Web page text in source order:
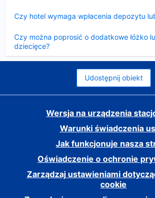
Czy hotel wymaga wpłacenia depozytu
Czy można poprosić o dodatkowe łóżko
dziecięce?
Udostępnij obiekt
Wersja na urządzenia
Warunki świadczenia
Jak funkcjonuje nasza
Oświadczenie o ochronie
Zarządzaj ustawieniami
cookie